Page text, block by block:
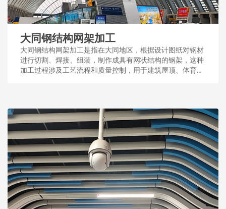
大同钢结构网架加工
大同钢结构网架加工是指在大同地区，根据设计图纸对钢材
进行切割、焊接、组装，制作成具有网状结构的钢架，这种
加工过程涉及工艺流程和质量控制，用于建筑屋顶、体育场